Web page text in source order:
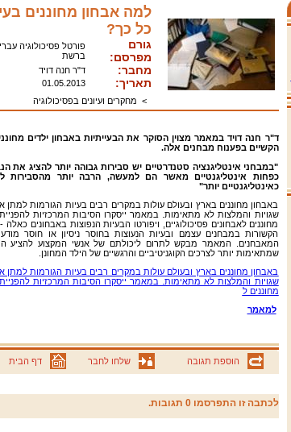
למה אבחון מחוננים
כל כך?
גורם
מפרסם:
פורטל פסיכולוגיה
ברשת
מחבר: ד"ר חנה דויד
תאריך:
01.05.2013
> מחקרים ועיונים בפסיכולוגיה
ד"ר חנה דויד במאמר מצוין הסוקר את הבעייתיות באבחון ילדים
הקשיים בפענוח מבחנים אלה.
"במבחני אינטליגנציה סטנדרטיים יש סבירות גבוהה יותר להציג את
כפחות אינטליגנטיים מאשר הם למעשה, הרבה יותר מהסבירות
כאינטליגנטיים יותר"
באבחון מחוננים בארץ ובעולם עולות במקרים רבים בעיות הגורמות למתן
שגויות והמלצות לא מתאימות. במאמר ייסקרו הסיבות המרכזיות להפניית
מחוננים לאבחונים פסיכולוגיים, ויפורטו הבעיות הנפוצות באבחונים כאלה
הקשורות במבחנים עצמם ובעיות הנעוצות בחוסר ניסיון או חוסר
המאבחנים. המאמר מבקש לתרום ליכולתם של אנשי המקצוע להציע
שמתאימות יותר לצרכים הקוגניטיביים והרגשיים של הילד המחונן.
‏באבחון מחוננים בארץ ובעולם עולות במקרים רבים בעיות הגורמות למתן
שגויות והמלצות לא מתאימות. במאמר ייסקרו הסיבות המרכזיות להפניית
מחוננים ל‏
למאמר
הוספת תגובה שלחו לחבר דף הבית
לכתבה זו התפרסמו 0 תגובות.